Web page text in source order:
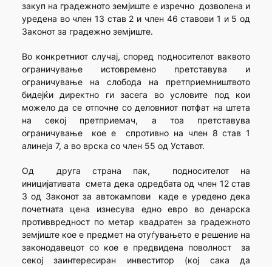
закуп на градежното земјиште е изречно дозволена и
уредена во член 13 став 2 и член 46 ставови 1 и 5 од
Законот за градежно земјиште.
Во конкретниот случај, според подносителот ваквото
ограничување истовремено претставува и
ограничување на слобода на претприемништвото
бидејќи директно ги засега во условите под кои
можело да се отпочне со деловниот потфат на штета
на секој претприемач, а тоа претставува
ограничување кое е спротивнo на член 8 став 1
алинеја 7, а во врска со член 55 од Уставот.
Од друга страна пак, подносителот на
иницијативата смета дека одредбата од член 12 став
3 од Законот за автокампови каде е уредено дека
почетната цена изнесува едно евро во денарска
противвредност по метар квадратен за градежното
земјиште кое е предмет на отуѓувањето е решение на
законодавецот со кое е предвидена поволност за
секој заинтересиран инвеститор (кој сака да